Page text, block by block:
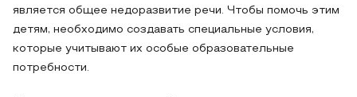
является общее недоразвитие речи. Чтобы помочь этим
детям, необходимо создавать специальные условия,
которые учитывают их особые образовательные
потребности.